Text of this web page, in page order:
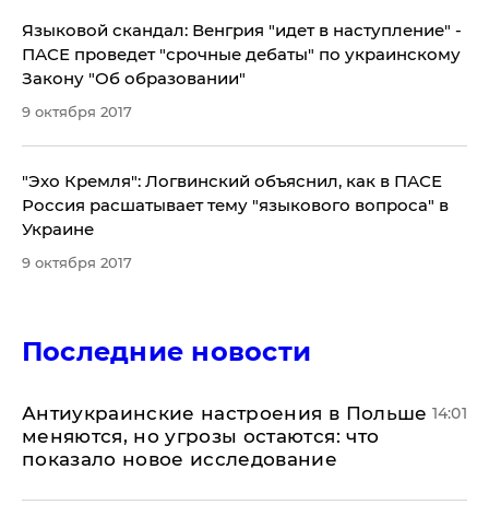
Языковой скандал: Венгрия "идет в наступление" -
ПАСЕ проведет "срочные дебаты" по украинскому
Закону "Об образовании"
9 октября 2017
"Эхо Кремля": Логвинский объяснил, как в ПАСЕ
Россия расшатывает тему "языкового вопроса" в
Украине
9 октября 2017
Последние новости
Антиукраинские настроения в Польше
меняются, но угрозы остаются: что
показало новое исследование
14:01